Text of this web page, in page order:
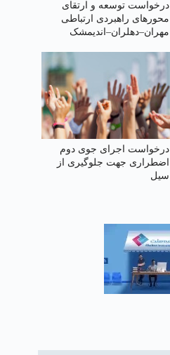
درخواست توسعه و ارتقای
محورهای راهبردی ارتباطی
مهران–دهلران–اندیمشک
درخواست اجرای جوی دوم
اضطراری جهت جلوگیری از
سیل